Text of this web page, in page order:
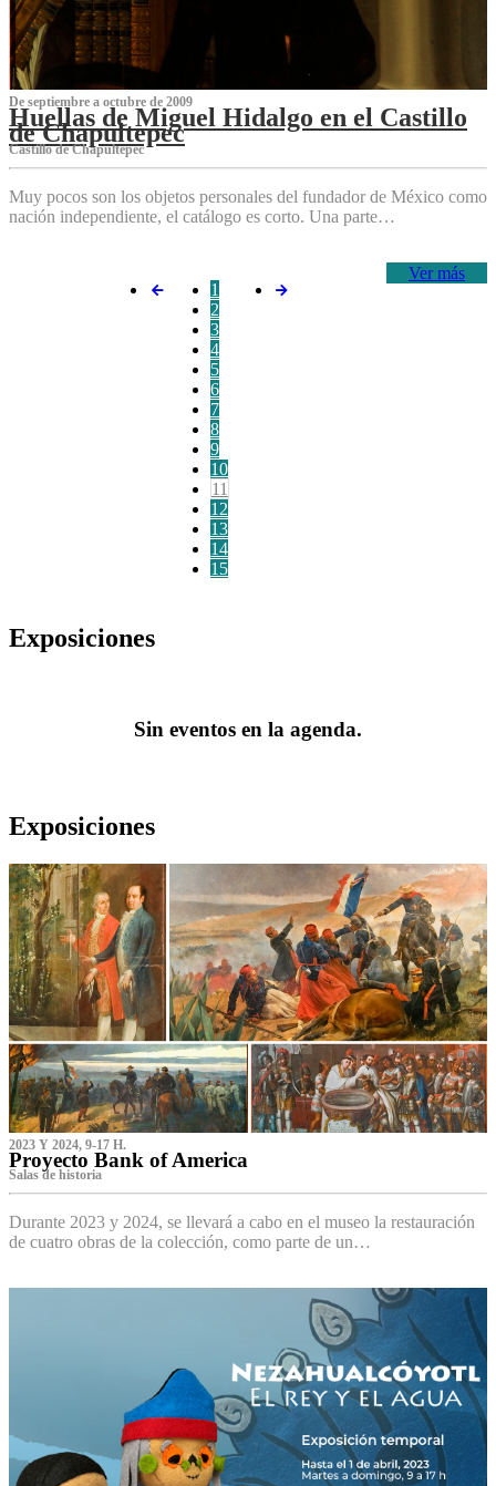
De septiembre a octubre de 2009
Huellas de Miguel Hidalgo en el Castillo
de Chapultepec
Castillo de Chapultepec
Muy pocos son los objetos personales del fundador de México como
nación independiente, el catálogo es corto. Una parte…
Ver más
1
2
3
4
5
6
7
8
9
10
11
12
13
14
15
Exposiciones
Sin eventos en la agenda.
Exposiciones
2023 Y 2024, 9-17 H.
Proyecto Bank of America
S‌alas de historia
Durante 2023 y 2024, se llevará a cabo en el museo la restauración
de cuatro obras de la colección, como parte de un…